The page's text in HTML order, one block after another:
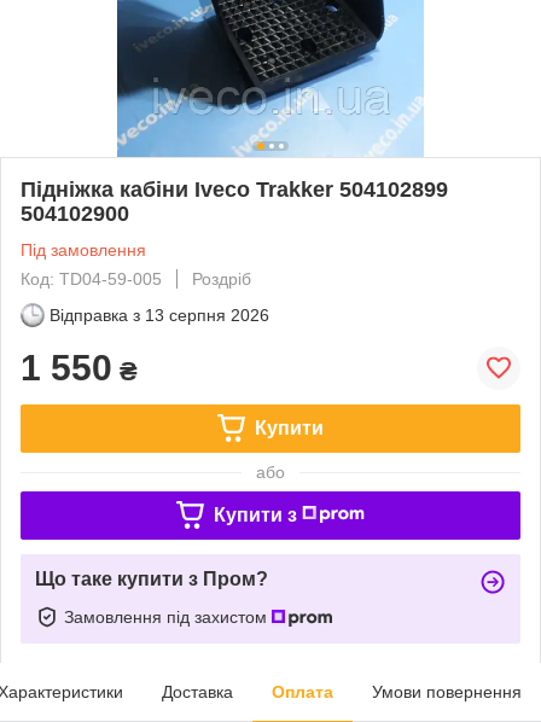
Підніжка кабіни Iveco Trakker 504102899
504102900
Під замовлення
Код: TD04-59-005
Роздріб
Відправка з 13 серпня 2026
1 550 ₴
Купити
або
Купити з
Що таке купити з Пром?
Замовлення під захистом
Доставка Оплата Умови повернення